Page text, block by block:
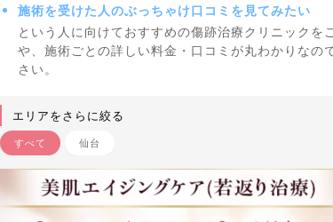
施術を受けた人のぶっちゃけ口コミを見てみたい
という人に向けておすすめの傷跡治療クリニックを
や、施術ごとの詳しい料金・口コミが丸わかりなの
さい。
エリアをさらに絞る
すべて 仙台